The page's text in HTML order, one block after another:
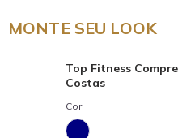
MONTE SEU LOOK
Top Fitness
Costas
Cor: